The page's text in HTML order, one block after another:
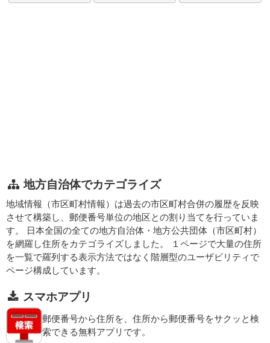
地方自治体でカテゴライズ
地域情報（市区町村情報）は過去の市区町村合併の履歴を反映
させて構築し、郵便番号単位の地区との割り当てを行っていま
す。 日本全国の全ての地方自治体・地方公共団体（市区町村）
を網羅し住所をカテゴライズしました。 １ページで大量の住所
を一覧で羅列する表示方法ではなく階層型のユーザビリティで
ページ構成しています。
スマホアプリ
郵便番号から住所を、住所から郵便番号をサクッと検
索できる無料アプリです。